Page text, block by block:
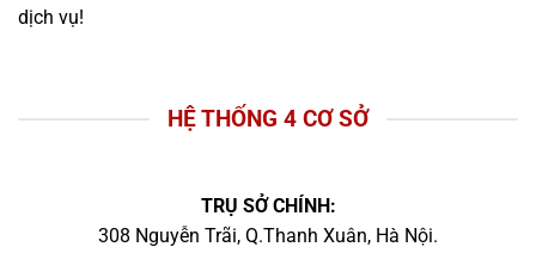
dịch vụ!
HỆ THỐNG 4 CƠ SỞ
TRỤ SỞ CHÍNH:
308 Nguyễn Trãi, Q.Thanh Xuân, Hà Nội.